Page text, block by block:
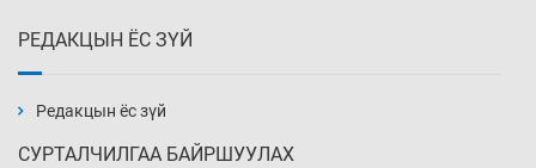
Өчигдөр 14 цаг 00 мин
РЕДАКЦЫН ЁС ЗҮЙ
Редакцын ёс зүй
СУРТАЛЧИЛГАА БАЙРШУУЛАХ